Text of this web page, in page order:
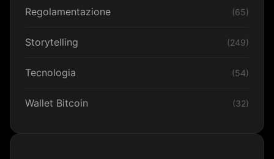
Regolamentazione (65)
Storytelling (249)
Tecnologia (54)
Wallet Bitcoin (32)